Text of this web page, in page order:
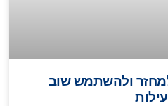
ולהשתמש שוב